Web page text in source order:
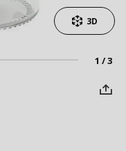
1 / 3
3D